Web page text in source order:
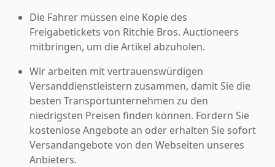
Die Fahrer müssen eine Kopie des
Freigabetickets von Ritchie Bros. Auctioneers
mitbringen, um die Artikel abzuholen.
Wir arbeiten mit vertrauenswürdigen
Versanddienstleistern zusammen, damit Sie die
besten Transportunternehmen zu den
niedrigsten Preisen finden können. Fordern Sie
kostenlose Angebote an oder erhalten Sie sofort
Versandangebote von den Webseiten unseres
Anbieters.